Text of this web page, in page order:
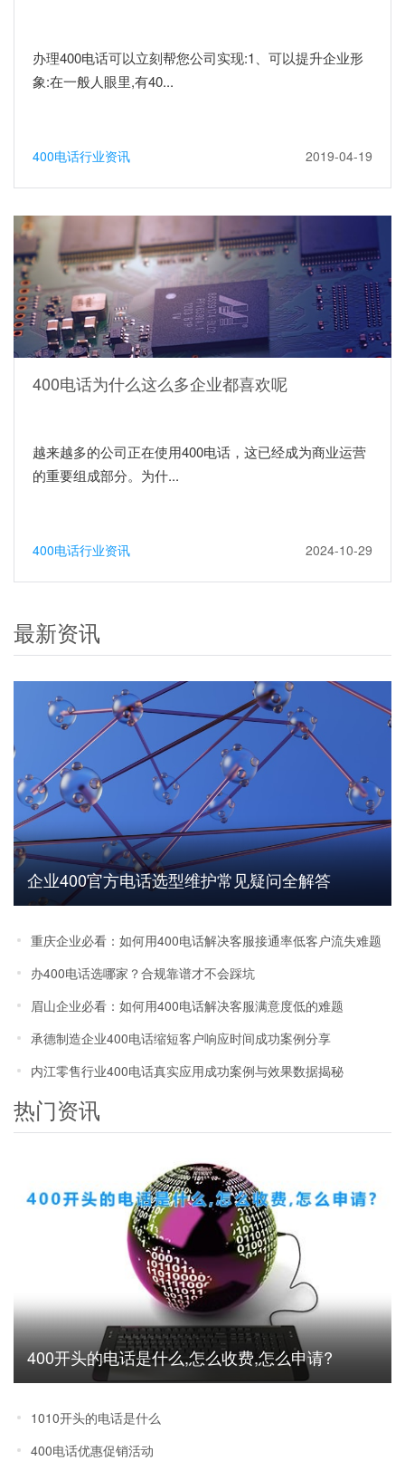
办理400电话可以立刻帮您公司实现:1、可以提升企业形
象:在一般人眼里,有40...
400电话行业资讯 2019-04-19
400电话为什么这么多企业都喜欢呢
越来越多的公司正在使用400电话，这已经成为商业运营
的重要组成部分。为什...
400电话行业资讯 2024-10-29
最新资讯
企业400官方电话选型维护常见疑问全解答
重庆企业必看：如何用400电话解决客服接通率低客户流失难题
办400电话选哪家？合规靠谱才不会踩坑
眉山企业必看：如何用400电话解决客服满意度低的难题
承德制造企业400电话缩短客户响应时间成功案例分享
内江零售行业400电话真实应用成功案例与效果数据揭秘
热门资讯
400开头的电话是什么,怎么收费,怎么申请?
1010开头的电话是什么
400电话优惠促销活动